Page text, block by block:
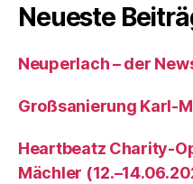
Neueste
Neuperlach – der
Großsanierung Karl-
Heartbeatz Charity-
Mächler